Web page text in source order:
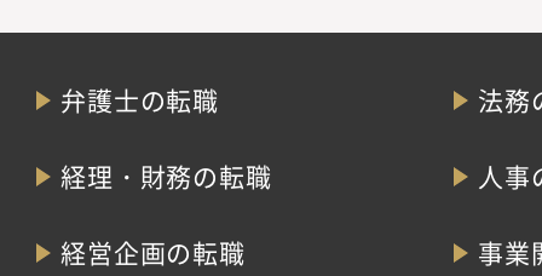
弁護士の転職 法務
経理・財務の転職 人事
経営企画の転職 事業